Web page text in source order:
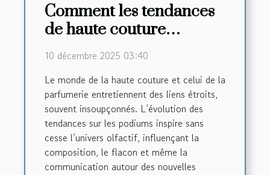
Comment les tendances
de haute couture
influencent-elles les
créations de parfums ?
10 décembre 2025 03:40
Le monde de la haute couture et celui de la
parfumerie entretiennent des liens étroits,
souvent insoupçonnés. L’évolution des
tendances sur les podiums inspire sans
cesse l’univers olfactif, influençant la
composition, le flacon et même la
communication autour des nouvelles